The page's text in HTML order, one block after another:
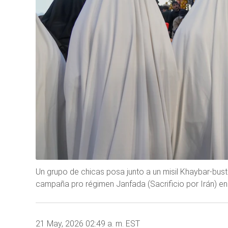
Un grupo de chicas posa junto a un misil Khaybar-
campaña pro régimen Janfada (Sacrificio por Irán)
21 May, 2026 02:49 a. m. EST